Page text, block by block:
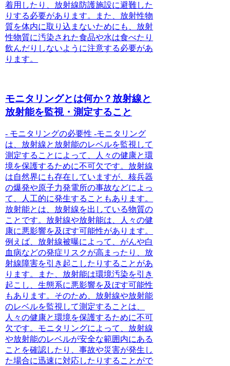
着用したり、放射線防護施設に避難した
りする必要があります。また、放射性物
質を体内に取り込まないためにも、放射
性物質に汚染された食品や水は食べたり
飲んだりしないように注意する必要があ
ります。
モニタリングとは何か？放射線と
放射能を監視・測定すること
- モニタリングの必要性 -モニタリング
は、放射線と放射能のレベルを監視して
測定することによって、人々の健康と環
境を保護するために不可欠です。放射線
は自然界にも存在していますが、核兵器
の爆発や原子力発電所の事故などによっ
て、人工的に発生することもあります。
放射能とは、放射線を出している物質の
ことです。放射線や放射能は、人々の健
康に悪影響を及ぼす可能性があります。
例えば、放射線被曝によって、がんや白
血病などの発症リスクが高まったり、放
射線障害を引き起こしたりすることがあ
ります。また、放射能は環境汚染を引き
起こし、生態系に悪影響を及ぼす可能性
もあります。そのため、放射線や放射能
のレベルを監視して測定することは、
人々の健康と環境を保護するために不可
欠です。モニタリングによって、放射線
や放射能のレベルが安全な範囲内にある
ことを確認したり、事故や災害が発生し
た場合に迅速に対応したりすることがで